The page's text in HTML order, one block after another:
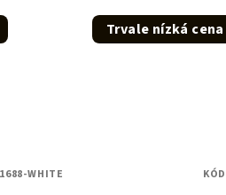
z
5
1688-WHITE
Trvale nízká cena